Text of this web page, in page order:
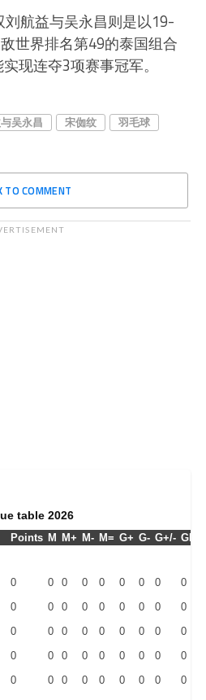
航益与吴永昌则是以19-
世界排名第49的泰国组合
现连夺3项赛事冠军。
吴永昌 宋侞纹
羽毛球
TO COMMENT
table 2026
Points M M+ M- M= G+ G- G+/- GPM
0 0 0 0 0 0 0 0
0
0 0 0 0 0 0 0 0
0
0 0 0 0 0 0 0 0
0
0 0 0 0 0 0 0 0
0
0 0 0 0 0 0 0 0
0